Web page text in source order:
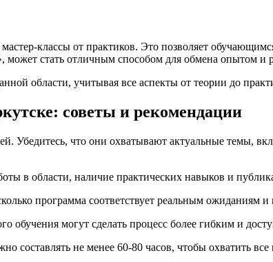
классы от практиков. Это позволяет
стать отличным способом для обмена опытом и
области, учитывая все аспекты от теории до
советы и рекомендации
Убедитесь, что они охватывают актуальные темы,
в области, наличие практических навыков и
программа соответствует реальным ожиданиям
обучения могут сделать процесс более гибким и
составлять не менее 60-80 часов, чтобы охватить